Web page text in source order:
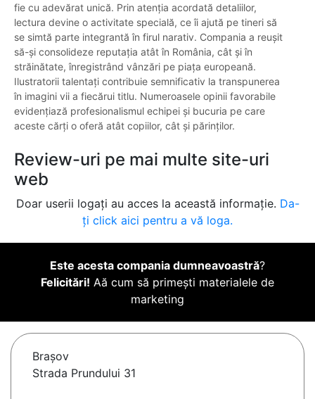
fie cu adevărat unică. Prin atenția acordată detaliilor,
lectura devine o activitate specială, ce îi ajută pe tineri să
se simtă parte integrantă în firul narativ. Compania a reușit
să-și consolideze reputația atât în România, cât și în
străinătate, înregistrând vânzări pe piața europeană.
Ilustratorii talentați contribuie semnificativ la transpunerea
în imagini vii a fiecărui titlu. Numeroasele opinii favorabile
evidențiază profesionalismul echipei și bucuria pe care
aceste cărți o oferă atât copiilor, cât și părinților.
Review-uri pe mai multe site-uri
web
Doar userii logați au acces la această informație. Da-
ți click aici pentru a vă loga.
Este acesta compania dumneavoastră?
Felicitări! Aă cum să primești materialele de
marketing
Braşov
Strada Prundului 31